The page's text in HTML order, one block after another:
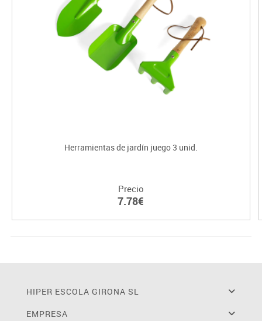
Herramientas de jardín juego 3 unid.
Precio
7.78€
HIPER ESCOLA GIRONA SL
EMPRESA